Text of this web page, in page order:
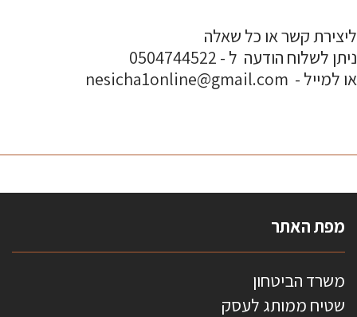
ליצירת קשר או כל שאלה
ניתן לשלוח הודעה ל - 0504744522
או למייל - nesicha1online@gmail.com
מפת האתר
משרד הביטחון
שטיח ממותג לעסק